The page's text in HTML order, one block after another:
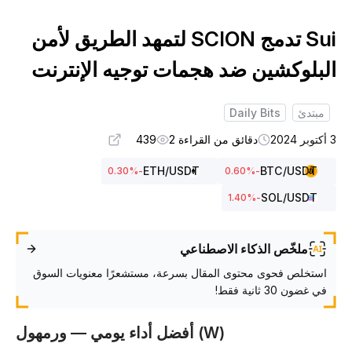
Sui تدمج SCION لتمهد الطريق لأمن
ضد هجمات توجيه الإنترنت
مبتدئ
Daily Bits
دقائق من القراءة 2 439
BTC/USDT
-0.60
%
ETH/USDT
-0.30
%
SOL/USDT
-1.40
%
ملخّص الذكاء الاصطناعي
استخلص فحوى محتوى المقال بسرعة، مستشعرًا معنويات السوق
في غضون 30 ثانية فقط!
أفضل أداء يومي — ورمهول (W)